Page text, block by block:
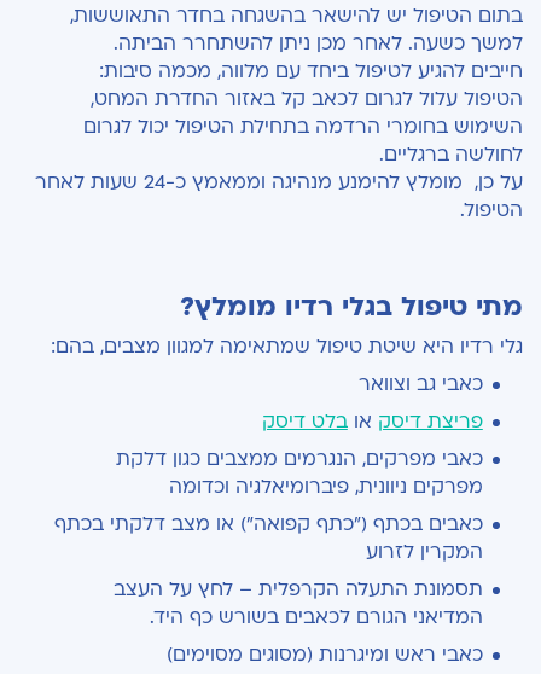
בתום הטיפול יש להישאר בהשגחה בחדר התאוששות,
למשך כשעה. לאחר מכן ניתן להשתחרר הביתה.
חייבים להגיע לטיפול ביחד עם מלווה, מכמה סיבות:
הטיפול עלול לגרום לכאב קל באזור החדרת המחט,
השימוש בחומרי הרדמה בתחילת הטיפול יכול לגרום
לחולשה ברגליים.
על כן, מומלץ להימנע מנהיגה וממאמץ כ-24 שעות לאחר
הטיפול.
מתי טיפול בגלי רדיו מומלץ?
גלי רדיו היא שיטת טיפול שמתאימה למגוון מצבים, בהם:
כאבי גב וצוואר
פריצת דיסק אובלט דיסק
כאבי מפרקים, הנגרמים ממצבים כגון דלקת
מפרקים ניוונית, פיברומיאלגיה וכדומה
כאבים בכתף ("כתף קפואה") או מצב דלקתי בכתף
המקרין לזרוע
תסמונת התעלה הקרפלית – לחץ על העצב
המדיאני הגורם לכאבים בשורש כף היד.
כאבי ראש ומיגרנות (מסוגים מסוימים)